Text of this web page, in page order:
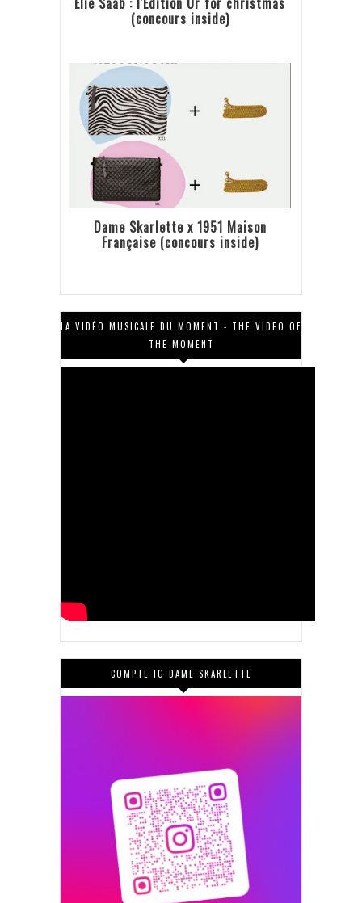
(concours inside)
Dame Skarlette x 1951 Maison
Française (concours inside)
LA VIDÉO MUSICALE DU MOMENT - THE VIDEO OF
THE MOMENT
COMPTE IG DAME SKARLETTE